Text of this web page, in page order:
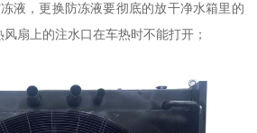
冻液，更换防冻液要彻底的放干净水箱里的
扇上的注水口在车热时不能打开；